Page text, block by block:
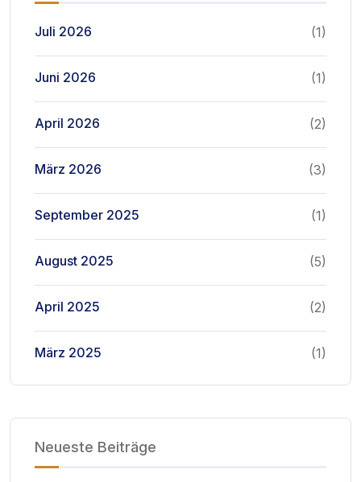
Juli 2026 (1)
Juni 2026 (1)
April 2026 (2)
März 2026 (3)
September 2025 (1)
August 2025 (5)
April 2025 (2)
März 2025 (1)
Neueste Beiträge